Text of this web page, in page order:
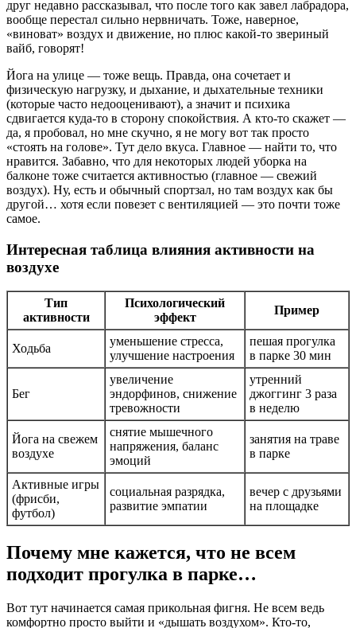
друг недавно рассказывал, что после того как завел лабрадора,
вообще перестал сильно нервничать. Тоже, наверное,
«виноват» воздух и движение, но плюс какой-то звериный
вайб, говорят!
Йога на улице — тоже вещь. Правда, она сочетает и
физическую нагрузку, и дыхание, и дыхательные техники
(которые часто недооценивают), а значит и психика
сдвигается куда-то в сторону спокойствия. А кто-то скажет —
да, я пробовал, но мне скучно, я не могу вот так просто
«стоять на голове». Тут дело вкуса. Главное — найти то, что
нравится. Забавно, что для некоторых людей уборка на
балконе тоже считается активностью (главное — свежий
воздух). Ну, есть и обычный спортзал, но там воздух как бы
другой… хотя если повезет с вентиляцией — это почти тоже
самое.
Интересная таблица влияния активности на
воздухе
Тип
активности
Психологический
эффект
Пример
Ходьба
уменьшение стресса,
улучшение настроения
пешая прогулка
в парке 30 мин
Бег
увеличение
эндорфинов, снижение
тревожности
утренний
джоггинг 3 раза
в неделю
Йога на свежем
воздухе
снятие мышечного
напряжения, баланс
эмоций
занятия на траве
в парке
Активные игры
(фрисби,
футбол)
социальная разрядка,
развитие эмпатии
вечер с друзьями
на площадке
Почему мне кажется, что не всем
подходит прогулка в парке…
Вот тут начинается самая прикольная фигня. Не всем ведь
комфортно просто выйти и «дышать воздухом». Кто-то,